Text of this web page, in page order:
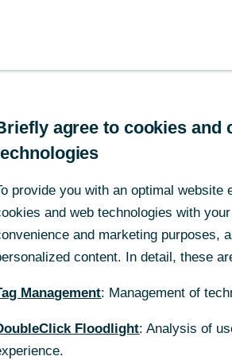
Relations Research
in
Umfeld
agree to cookies and
provide you with an optimal website
and web technologies with
and marketing purposes,
content. In detail, these
Management: Management of
Floodlight: Analysis of